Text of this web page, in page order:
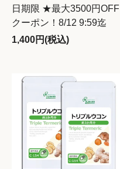
日期限 ★最大3500円OFF
クーポン！8/12 9:59迄
1,400円(税込)